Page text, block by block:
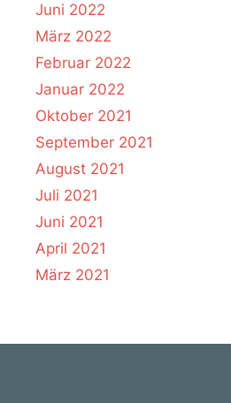
Juni 2022
März 2022
Februar 2022
Januar 2022
Oktober 2021
September 2021
August 2021
Juli 2021
Juni 2021
April 2021
März 2021